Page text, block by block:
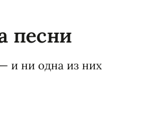
песни
и ни одна из них